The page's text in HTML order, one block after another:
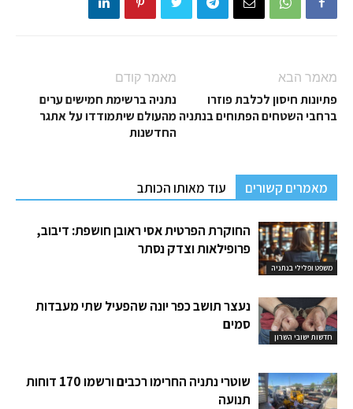
מאמר קודם
נתניה ברשימת חמישים ערים
מהעולם שיתמודדו על אתגר
החדשנות
מאמר הבא
פתיונות חיסון לכלבת פוזרו
ברחבי השטחים הפתוחים בנתניה
מאמרים קשורים עוד מאותו הכותב
משפט ופלילי בנתניה
החוקרת הפרטית אסי ראובן חושפת: דיבוב,
פרופילאות וצדק נסתר
חדשות ישובי השרון
נעצר תושב כפר יונה שהפעיל שתי מעבדות
סמים
שוטרי נתניה החרימו רכבים ורשמו 170 דוחות
תנועה